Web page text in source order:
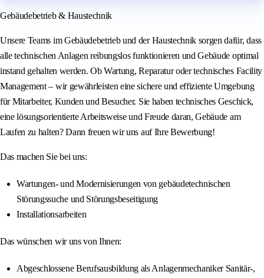
Gebäudebetrieb & Haustechnik
Unsere Teams im Gebäudebetrieb und der Haustechnik sorgen dafür, dass
alle technischen Anlagen reibungslos funktionieren und Gebäude optimal
instand gehalten werden. Ob Wartung, Reparatur oder technisches Facility
Management – wir gewährleisten eine sichere und effiziente Umgebung
für Mitarbeiter, Kunden und Besucher. Sie haben technisches Geschick,
eine lösungsorientierte Arbeitsweise und Freude daran, Gebäude am
Laufen zu halten? Dann freuen wir uns auf Ihre Bewerbung!
Das machen Sie bei uns:
Wartungen- und Modernisierungen von gebäudetechnischen
Störungssuche und Störungsbeseitigung
Installationsarbeiten
Das wünschen wir uns von Ihnen:
Abgeschlossene Berufsausbildung als Anlagenmechaniker Sanitär-,